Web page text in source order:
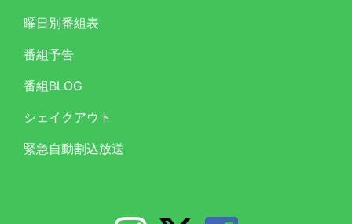
曜日別番組表
番組予告
番組BLOG
シェイクアウト
緊急自動割込放送